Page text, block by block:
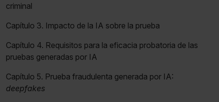
criminal
Capítulo 3. Impacto de la IA sobre la prueba
Capítulo 4. Requisitos para la eficacia probatoria de las
pruebas generadas por IA
Capítulo 5. Prueba fraudulenta generada por IA:
deepfakes